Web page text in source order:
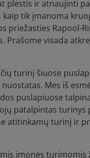
plėstis ir atnaujinti
tik įmanoma
priežasties Rapool-
Prašome visada
turinį šiuose
Mes iš
puslapiuose
patalpintas turinys
atitinkamų turinį ir
įmonės turimomis